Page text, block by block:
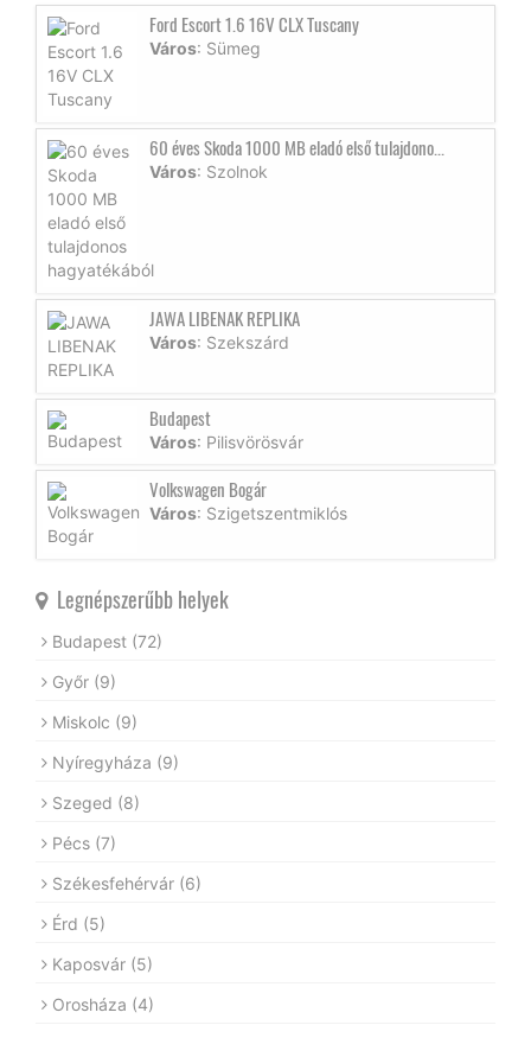
Ford Escort 1.6 16V CLX Tuscany
Város: Sümeg
60 éves Skoda 1000 MB eladó első tulajdono...
Város: Szolnok
JAWA LIBENAK REPLIKA
Város: Szekszárd
Budapest
Város: Pilisvörösvár
Volkswagen Bogár
Város: Szigetszentmiklós
Legnépszerűbb helyek
Budapest (72)
Győr (9)
Miskolc (9)
Nyíregyháza (9)
Szeged (8)
Pécs (7)
Székesfehérvár (6)
Érd (5)
Kaposvár (5)
Orosháza (4)